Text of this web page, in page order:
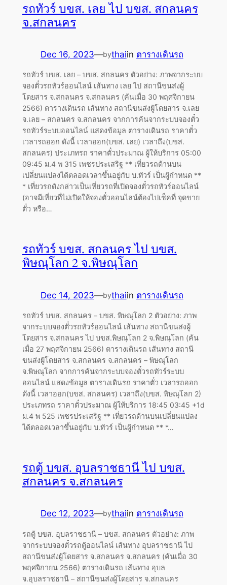
รถทัวร์ บขส. เลย ไป บขส. สกลนคร
จ.สกลนคร
Dec 16, 2023—bythaiin ตารางเดินรถ
รถทัวร์ บขส. เลย – บขส. สกลนคร ตัวอย่าง: ภาพจากระบบ
จองตั๋วรถทัวร์ออนไลน์ เส้นทาง เลย ไป สถานีขนส่งผู้
โดยสาร จ.สกลนคร จ.สกลนคร (ค้นเมื่อ 30 พฤศจิกายน
2566) ตารางเดินรถ เส้นทาง สถานีขนส่งผู้โดยสาร จ.เลย
จ.เลย – สกลนคร จ.สกลนคร จากการค้นจากระบบจองตั๋ว
รถทัวร์ระบบออนไลน์ แสดงข้อมูล ตารางเดินรถ ราคาตั๋ว
เวลารถออก ดังนี้ เวลาออก(บขส. เลย) เวลาถึง(บขส.
สกลนคร) ประเภทรถ ราคาตั๋วประมาณ ผู้ให้บริการ 05:00
09:45 ม.4 พ 315 เพชรประเสริฐ ** เที่ยวรถด้านบน
เปลี่ยนแปลงได้ตลอดเวลาขึ้นอยู่กับ บ.ทัวร์ เป็นผู้กำหนด **
* เที่ยวรถดังกล่าวเป็นเที่ยวรถที่เปิดจองตั๋วรถทัวร์ออนไลน์
(อาจมีเที่ยวที่ไม่เปิดให้จองตั๋วออนไลน์ต้องไปเช็คที่ จุดขาย
ตั๋ว หรือ…
รถทัวร์ บขส. สกลนคร ไป บขส.
พิษณุโลก 2 จ.พิษณุโลก
Dec 14, 2023—bythaiin ตารางเดินรถ
รถทัวร์ บขส. สกลนคร – บขส. พิษณุโลก 2 ตัวอย่าง: ภาพ
จากระบบจองตั๋วรถทัวร์ออนไลน์ เส้นทาง สถานีขนส่งผู้
โดยสาร จ.สกลนคร ไป บขส.พิษณุโลก 2 จ.พิษณุโลก (ค้น
เมื่อ 27 พฤศจิกายน 2566) ตารางเดินรถ เส้นทาง สถานี
ขนส่งผู้โดยสาร จ.สกลนคร จ.สกลนคร – พิษณุโลก
จ.พิษณุโลก จากการค้นจากระบบจองตั๋วรถทัวร์ระบบ
ออนไลน์ แสดงข้อมูล ตารางเดินรถ ราคาตั๋ว เวลารถออก
ดังนี้ เวลาออก(บขส. สกลนคร) เวลาถึง(บขส. พิษณุโลก 2)
ประเภทรถ ราคาตั๋วประมาณ ผู้ให้บริการ 18:45 03:45 +1d
ม.4 พ 525 เพชรประเสริฐ ** เที่ยวรถด้านบนเปลี่ยนแปลง
ได้ตลอดเวลาขึ้นอยู่กับ บ.ทัวร์ เป็นผู้กำหนด ** *…
รถตู้ บขส. อุบลราชธานี ไป บขส.
สกลนคร จ.สกลนคร
Dec 12, 2023—bythaiin ตารางเดินรถ
รถตู้ บขส. อุบลราชธานี – บขส. สกลนคร ตัวอย่าง: ภาพ
จากระบบจองตั๋วรถตู้ออนไลน์ เส้นทาง อุบลราชธานี ไป
สถานีขนส่งผู้โดยสาร จ.สกลนคร จ.สกลนคร (ค้นเมื่อ 30
พฤศจิกายน 2566) ตารางเดินรถ เส้นทาง อุบล
จ.อุบลราชธานี – สถานีขนส่งผู้โดยสาร จ.สกลนคร